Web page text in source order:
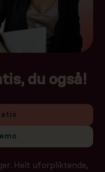
du også!
Helt uforpliktende,